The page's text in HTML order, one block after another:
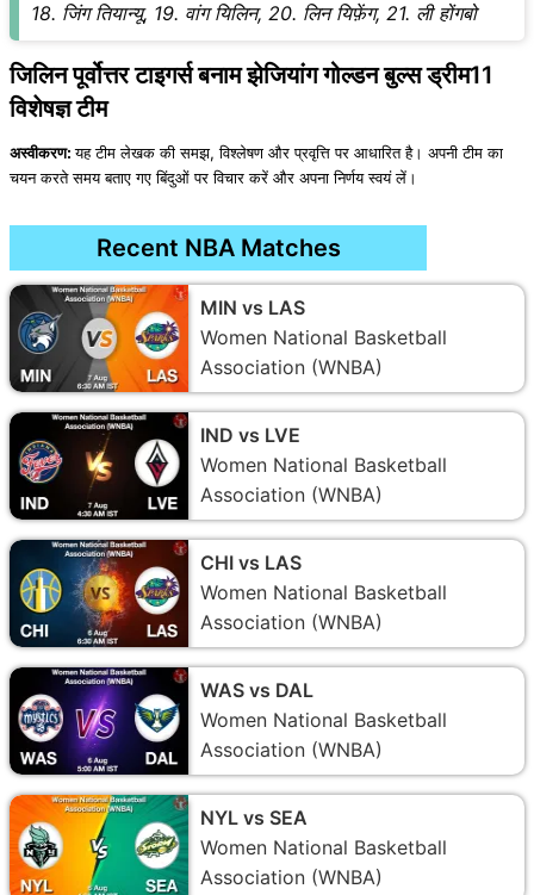
18. जिंग तियान्यू, 19. वांग यिलिन, 20. लिन यिफ़ेंग, 21. ली होंगबो
जिलिन पूर्वोत्तर टाइगर्स बनाम झेजियांग गोल्डन बुल्स ड्रीम11
विशेषज्ञ टीम
अस्वीकरण:यह टीम लेखक की समझ, विश्लेषण और प्रवृत्ति पर आधारित है। अपनी टीम का
चयन करते समय बताए गए बिंदुओं पर विचार करें और अपना निर्णय स्वयं लें।
Recent NBA Matches
MIN vs LAS
Women National Basketball
Association (WNBA)
IND vs LVE
Women National Basketball
Association (WNBA)
CHI vs LAS
Women National Basketball
Association (WNBA)
WAS vs DAL
Women National Basketball
Association (WNBA)
NYL vs SEA
Women National Basketball
Association (WNBA)